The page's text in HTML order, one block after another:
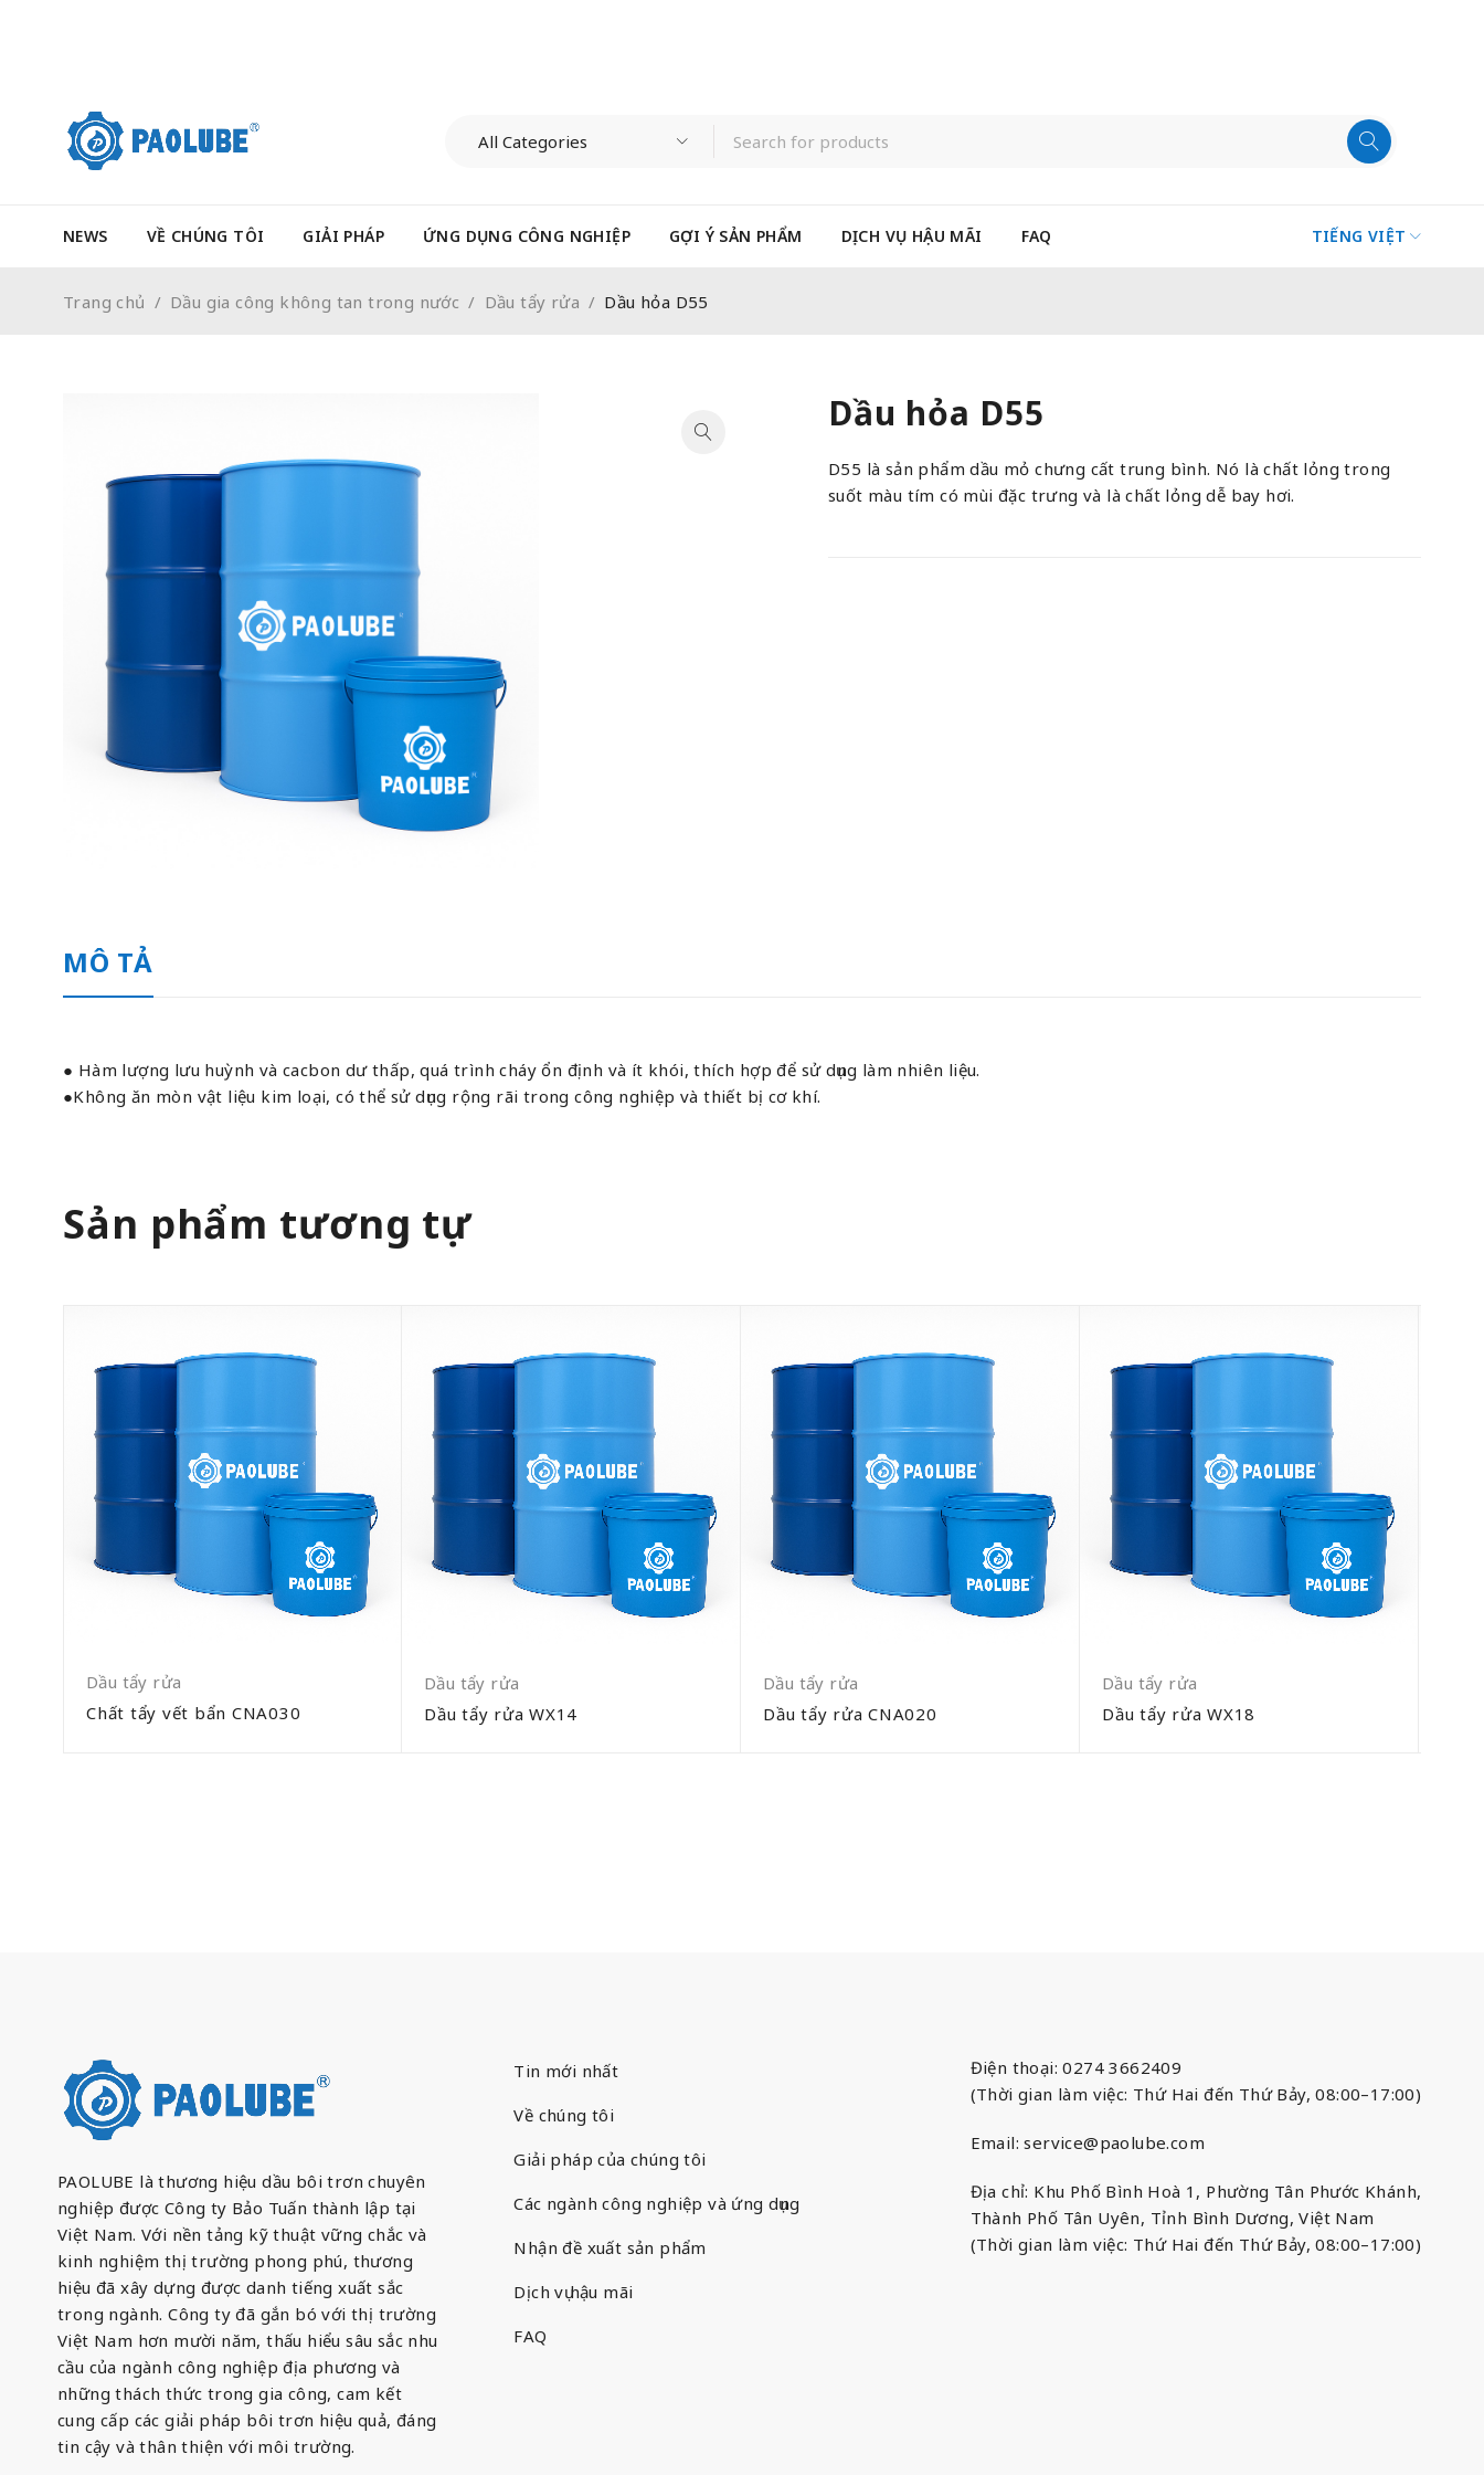
NEWS VỀ CHÚNG TÔI GIẢI PHÁP ỨNG DỤNG CÔNG NGHIỆP GỢI Ý SẢN PHẨM DỊCH VỤ HẬU MÃI FAQ TIẾNG VIỆT
Trang chủ / Dầu gia công không tan trong nước / Dầu tẩy rửa / Dầu hỏa D55
Dầu hỏa D55
D55 là sản phẩm dầu mỏ chưng cất trung bình. Nó là chất lỏng trong
suốt màu tím có mùi đặc trưng và là chất lỏng dễ bay hơi.
MÔ TẢ
● Hàm lượng lưu huỳnh và cacbon dư thấp, quá trình cháy ổn định và ít khói, thích hợp để sử dụng làm nhiên liệu.
●Không ăn mòn vật liệu kim loại, có thể sử dụng rộng rãi trong công nghiệp và thiết bị cơ khí.
Sản phẩm tương tự
Dầu tẩy rửa
Chất tẩy vết bẩn CNA030
Dầu tẩy rửa
Dầu tẩy rửa WX14
Dầu tẩy rửa
Dầu tẩy rửa CNA020
Dầu tẩy rửa
Dầu tẩy rửa WX18
PAOLUBE là thương hiệu dầu bôi trơn chuyên
nghiệp được Công ty Bảo Tuấn thành lập tại
Việt Nam. Với nền tảng kỹ thuật vững chắc và
kinh nghiệm thị trường phong phú, thương
hiệu đã xây dựng được danh tiếng xuất sắc
trong ngành. Công ty đã gắn bó với thị trường
Việt Nam hơn mười năm, thấu hiểu sâu sắc nhu
cầu của ngành công nghiệp địa phương và
những thách thức trong gia công, cam kết
cung cấp các giải pháp bôi trơn hiệu quả, đáng
tin cậy và thân thiện với môi trường.
Tin mới nhất
Về chúng tôi
Giải pháp của chúng tôi
Các ngành công nghiệp và ứng dụng
Nhận đề xuất sản phẩm
Dịch vụ hậu mãi
FAQ
Điện thoại: 0274 3662409
(Thời gian làm việc: Thứ Hai đến Thứ Bảy, 08:00–17:00)
Email:service@paolube.com
Địa chỉ: Khu Phố Bình Hoà 1, Phường Tân Phước Khánh,
Thành Phố Tân Uyên, Tỉnh Bình Dương, Việt Nam
(Thời gian làm việc: Thứ Hai đến Thứ Bảy, 08:00–17:00)